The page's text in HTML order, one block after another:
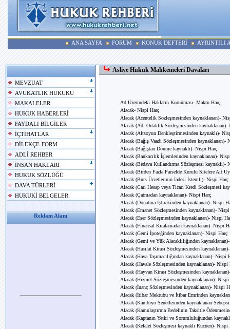
ANA SAYFA FORUM KONUK DEFTERİ AYRINTILI
MEVZUAT
AVUKATLIK HUKUKU
MAKALELER
HUKUK HABERLERİ
FAYDALI BİLGİLER
İÇTİHATLAR
DİLEKÇE-FORM
ADLİ REHBER
İNSAN HAKLARI
HUKUK SÖZLÜĞÜ
DAVA TÜRLERİ
HUKUKİ BELGELER
Reklam Alanı
Asliye Hukuk Mahkemeleri Davaları
Ad Üzerindeki Hakların Korunması- Maktu Harç
Alacak- Nispi Harç
Alacak (Acentelik Sözleşmesinden kaynaklanan)-
Alacak (Adi Ortaklık Sözleşmesinden kaynaklanan)-
Alacak (Altsoyun Denkleştirmesinden kaynaklı)-
Alacak (Bağış Vaadi Sözleşmesinden kaynaklanan)-
Alacak (Bağıştan Dönme kaynaklı)- Nispi Harç
Alacak (Bankacılık İşlemlerinden kaynaklanan)-
Alacak (Bedava Kullandırma Sözleşmesi kaynaklı)-
Alacak (Birden Fazla Parselde Kurulu Sitelere Ait
Alacak (Burs Ücretlerinin İadesi İstemli)- Nispi Harç
Alacak (Cari Hesap veya Ticari Kredi Sözleşmesi
Alacak (Çatmadan kaynaklanan)- Nispi Harç
Alacak (Donatma İştirakinden kaynaklanan)- Nispi
Alacak (Emanet Sözleşmesinden kaynaklanan)-
Alacak (Eser Sözleşmesinden kaynaklanan)- Nispi
Alacak (Finansal Kiralamadan kaynaklanan)- Nispi
Alacak (Gemi İpoteğinden kaynaklanan)- Nispi Harç
Alacak (Gemi ve Yük Alacaklılığından
Alacak (Hasılat Kirası Sözleşmesinden
Alacak (Hava Taşımacılığından kaynaklanan)- Nispi
Alacak (Havale Sözleşmesinden kaynaklanan)- Nispi
Alacak (Hayvan Kirası Sözleşmesinden
Alacak (Hizmet Sözleşmesinden kaynaklanan)- Nispi
Alacak (İnanç Sözleşmesinden kaynaklanan)- Nispi
Alacak (İtibar Mektubu ve İtibar Emrinden
Alacak (Kambiyo Senetlerinden kaynaklanan
Alacak (Kamulaştırma Bedelinin Taksitle
Alacak (Kaptanın Yetki ve Sorumluluğundan
Alacak (Kefalet Sözleşmesi kaynaklı Rucüen)- Nispi